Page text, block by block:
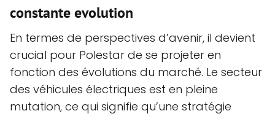
constante evolution
En termes de perspectives d’avenir, il devient
crucial pour Polestar de se projeter en
fonction des évolutions du marché. Le secteur
des véhicules électriques est en pleine
mutation, ce qui signifie qu’une stratégie